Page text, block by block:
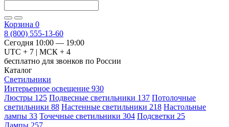
Корзина 0
8 (800) 555-13-60
Сегодня 10:00 — 19:00
UTC + 7 | МСК + 4
бесплатно для звонков по России
Каталог
Светильники
Интерьерное освещение 930
Люстры 125 Подвесные светильники 137 Потолочные
светильники 88 Настенные светильники 218 Настольные
лампы 33 Точечные светильники 304 Подсветки 25
Лампы 257